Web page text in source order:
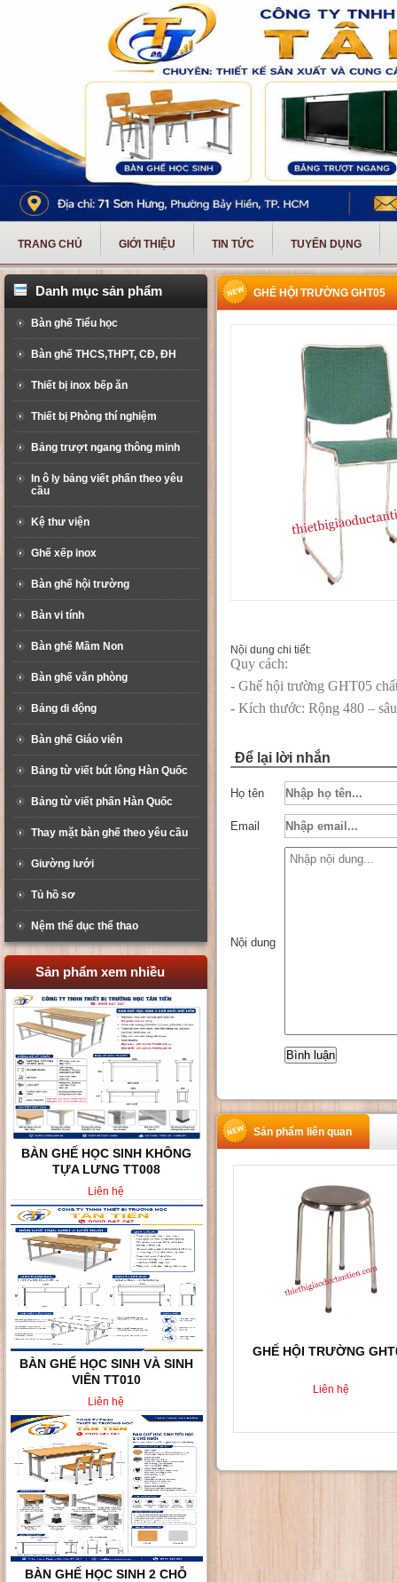
TRANG CHỦ GIỚI THIỆU TIN TỨC TUYỂN DỤNG
Danh mục sản phẩm
Bàn ghế Tiểu học
Bàn ghế THCS,THPT, CĐ, ĐH
Thiết bị inox bếp ăn
Thiết bị Phòng thí nghiệm
Bảng trượt ngang thông minh
In ô ly bảng viết phấn theo yêu
cầu
Kệ thư viện
Ghế xếp inox
Bàn ghế hội trường
Bàn vi tính
Bàn ghế Mầm Non
Bàn ghế văn phòng
Bảng di động
Bàn ghế Giáo viên
Bảng từ viết bút lông Hàn Quốc
Bảng từ viết phấn Hàn Quốc
Thay mặt bàn ghế theo yêu cầu
Giường lưới
Tủ hồ sơ
Nệm thể dục thể thao
Sản phẩm xem nhiều
BÀN GHẾ HỌC SINH KHÔNG
TỰA LƯNG TT008
Liên hệ
BÀN GHẾ HỌC SINH VÀ SINH
VIÊN TT010
Liên hệ
BÀN GHẾ HỌC SINH 2 CHỖ
GHẾ HỘI TRƯỜNG GHT05
Nội dung chi tiết:
Quy cách:
- Ghế hội trường GHT05
- Kích thước: Rộng 480 –
Để lại lời nhắn
Họ tên
Email
Nội dung
Sản phẩm liên quan
GHẾ HỘI TRƯỜNG
Liên hệ